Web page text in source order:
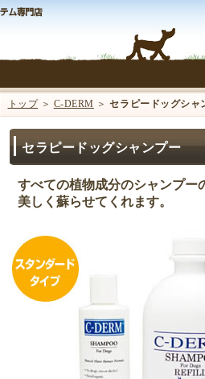
トップ＞ C-DERM ＞セラピードッグシャ
セラピードッグシャンプー
すべての植物成分のシャンプー
美しく蘇らせてくれます。